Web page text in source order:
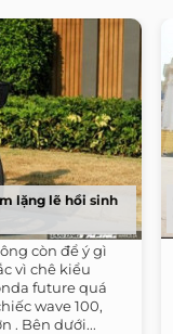
lặng lẽ hồi sinh
còn để ý gì
vì chê kiểu
future quá
wave 100,
. Bên dưới...